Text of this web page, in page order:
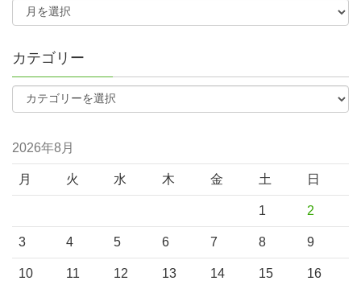
カテゴリー
2026年8月
月 火 水 木 金 土 日
1 2
3 4 5 6 7 8 9
10 11 12 13 14 15 16